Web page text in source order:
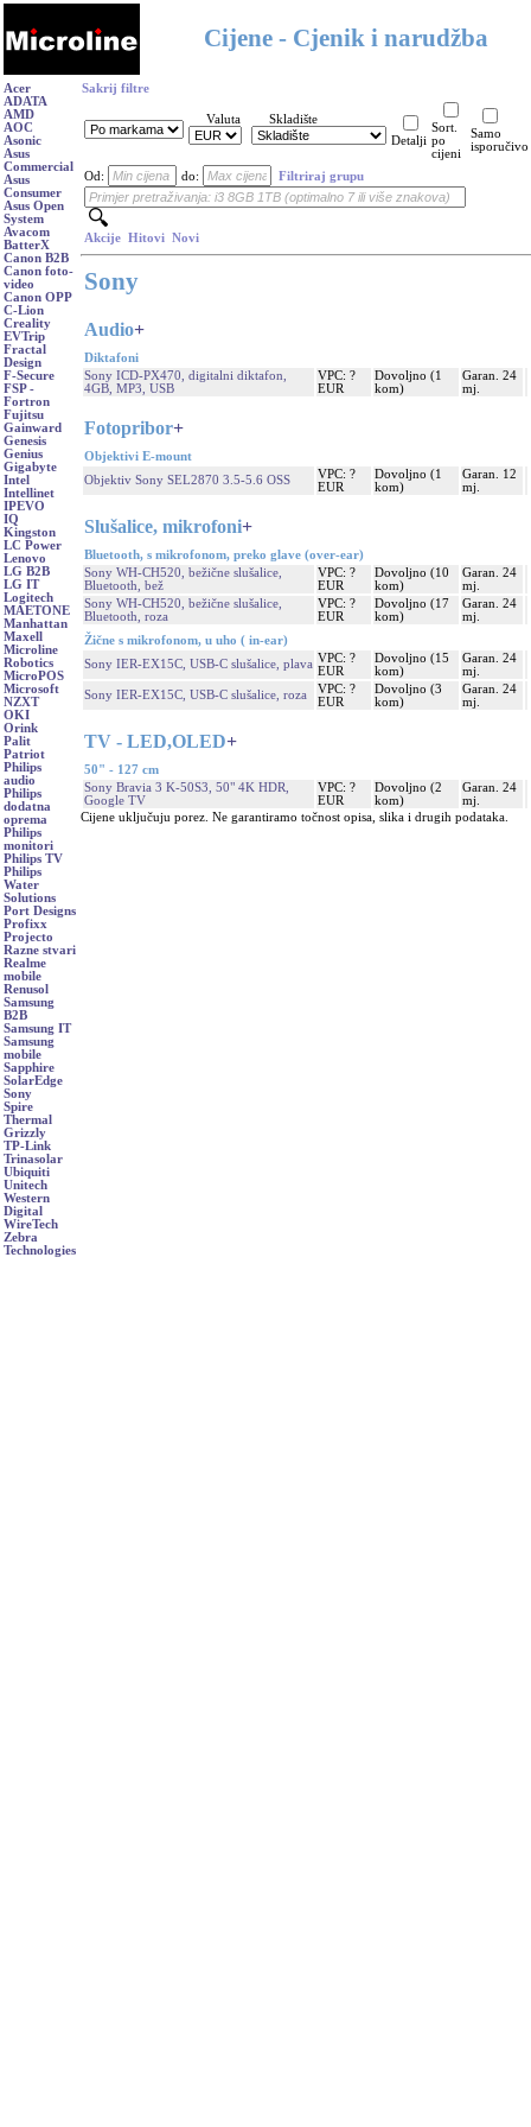
Cijene - Cjenik i narudžba
Acer
ADATA
AMD
AOC
Asonic
Asus
Commercial
Asus
Consumer
Asus Open
System
Avacom
BatterX
Canon B2B
Canon foto-
video
Canon OPP
C-Lion
Creality
EVTrip
Fractal
Design
F-Secure
FSP -
Fortron
Fujitsu
Gainward
Genesis
Genius
Gigabyte
Intel
Intellinet
IPEVO
IQ
Kingston
LC Power
Lenovo
LG B2B
LG IT
Logitech
MAETONE
Manhattan
Maxell
Microline
Robotics
MicroPOS
Microsoft
NZXT
OKI
Orink
Palit
Patriot
Philips
audio
Philips
dodatna
oprema
Philips
monitori
Philips TV
Philips
Water
Solutions
Port Designs
Profixx
Projecto
Razne stvari
Realme
mobile
Renusol
Samsung
B2B
Samsung IT
Samsung
mobile
Sapphire
SolarEdge
Sony
Spire
Thermal
Grizzly
TP-Link
Trinasolar
Ubiquiti
Unitech
Western
Digital
WireTech
Zebra
Technologies
Sakrij filtre
Valuta
Skladište
Detalji
Sort.
po
cijeni
Samo
isporučivo
Od: do: Filtriraj grupu
Akcije Hitovi Novi
Sony
Audio+
Diktafoni
Sony ICD-PX470, digitalni diktafon,
4GB, MP3, USB
VPC: ?
EUR
Dovoljno (1
kom)
Garan. 24
mj.
Fotopribor+
Objektivi E-mount
Objektiv Sony SEL2870 3.5-5.6 OSS
VPC: ?
EUR
Dovoljno (1
kom)
Garan. 12
mj.
Slušalice, mikrofoni+
Bluetooth, s mikrofonom, preko glave (over-ear)
Sony WH-CH520, bežične slušalice,
Bluetooth, bež
VPC: ?
EUR
Dovoljno (10
kom)
Garan. 24
mj.
Sony WH-CH520, bežične slušalice,
Bluetooth, roza
VPC: ?
EUR
Dovoljno (17
kom)
Garan. 24
mj.
Žične s mikrofonom, u uho ( in-ear)
Sony IER-EX15C, USB-C slušalice, plava VPC: ?
EUR
Dovoljno (15
kom)
Garan. 24
mj.
Sony IER-EX15C, USB-C slušalice, roza
VPC: ?
EUR
Dovoljno (3
kom)
Garan. 24
mj.
TV - LED,OLED+
50" - 127 cm
Sony Bravia 3 K-50S3, 50" 4K HDR,
Google TV
VPC: ?
EUR
Dovoljno (2
kom)
Garan. 24
mj.
Cijene uključuju porez. Ne garantiramo točnost opisa, slika i drugih podataka.